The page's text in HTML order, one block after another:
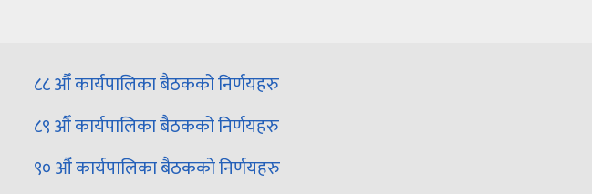
८८ औँ कार्यपालिका बैठकको निर्णयहरु
८९ औँ कार्यपालिका बैठकको निर्णयहरु
९० औँ कार्यपालिका बैठकको निर्णयहरु